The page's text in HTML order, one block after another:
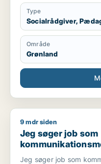
Type
Socialrådgiver,
Område
Grønland
Jeg søger job som
9 mdr siden
Jeg søger job som
/
Jeg søger job som